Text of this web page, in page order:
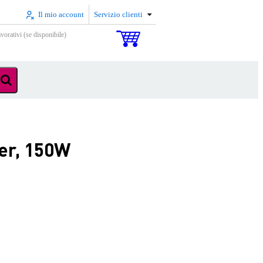
Il mio account Servizio clienti
(se disponibile)
150W